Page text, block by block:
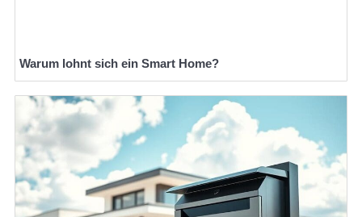
Warum lohnt sich ein Smart Home?